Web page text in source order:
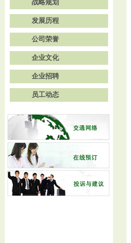
战略规划
发展历程
公司荣誉
企业文化
企业招聘
员工动态